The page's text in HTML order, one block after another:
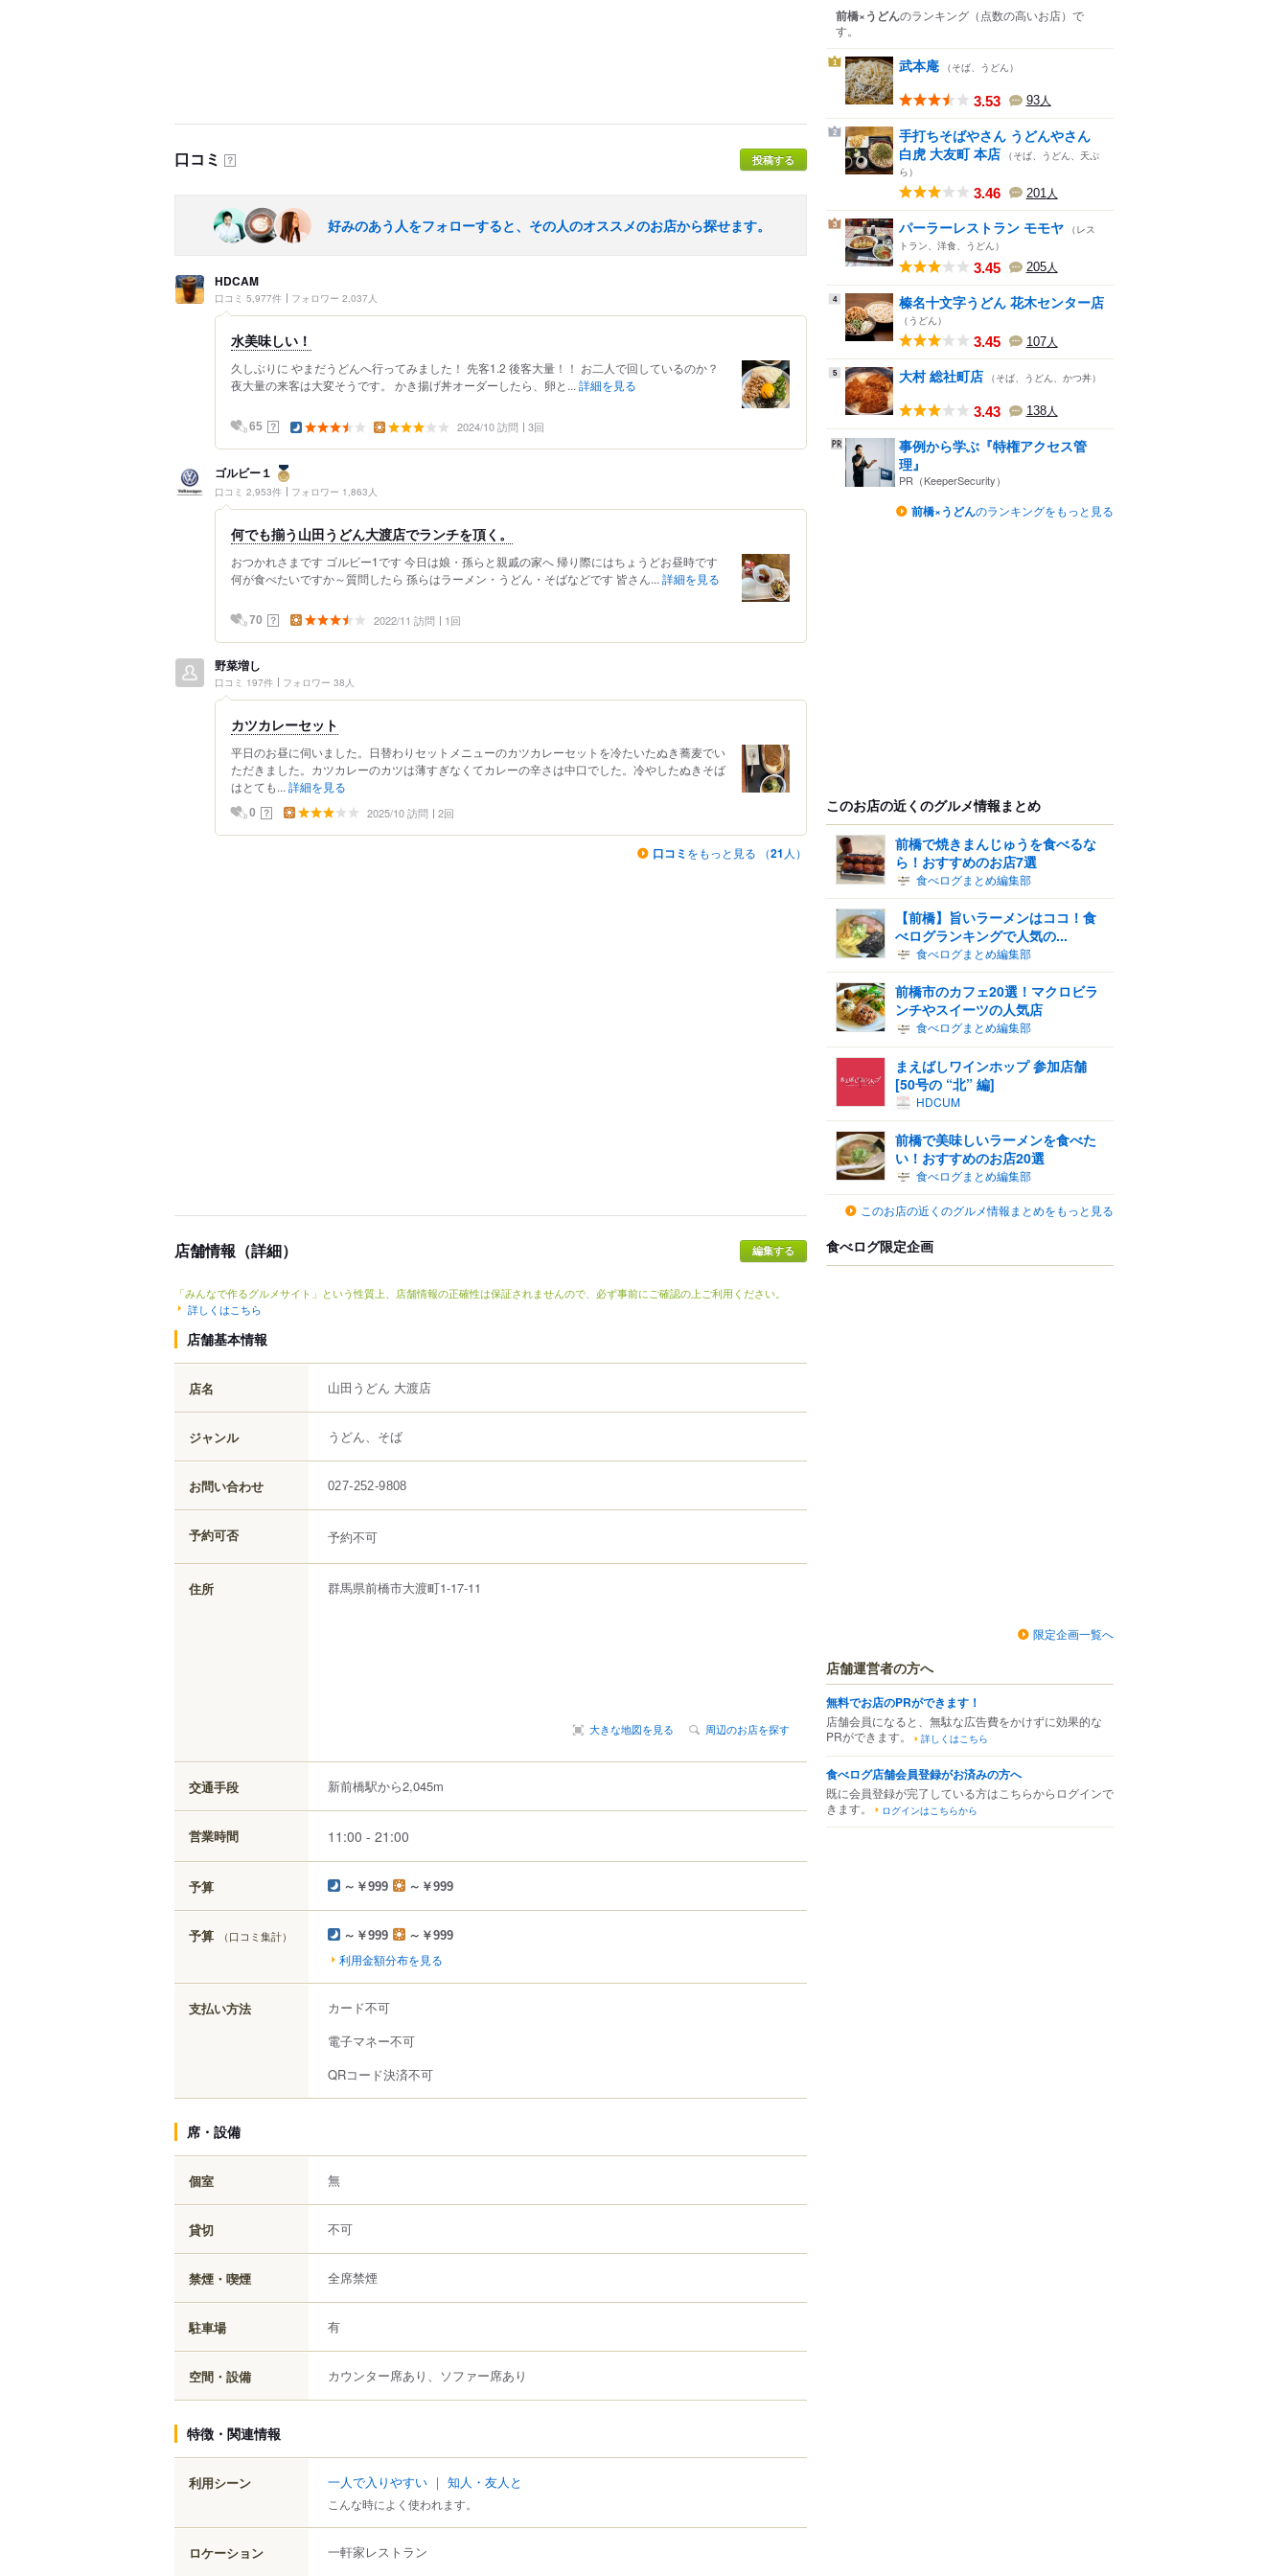
口コミ ？ 投稿する
好みのあう人をフォローすると、その人のオススメのお店から探せます。
HDCAM
口コミ 5,977件 フォロワー 2,037人
水美味しい！
久しぶりに やまだうどんへ行ってみました！ 先客1.2 後客大量！！ お二人で回しているのか？
夜大量の来客は大変そうです。 かき揚げ丼オーダーしたら、卵と... 詳細を見る
65 ？ 2024/10 訪問 3回
ゴルビー１
口コミ 2,953件 フォロワー 1,863人
何でも揃う山田うどん大渡店でランチを頂く。
おつかれさまです ゴルビー1です 今日は娘・孫らと親戚の家へ 帰り際にはちょうどお昼時です
何が食べたいですか～質問したら 孫らはラーメン・うどん・そばなどです 皆さん... 詳細を見る
70 ？ 2022/11 訪問 1回
野菜増し
口コミ 197件 フォロワー 38人
カツカレーセット
平日のお昼に伺いました。日替わりセットメニューのカツカレーセットを冷たいたぬき蕎麦でい
ただきました。カツカレーのカツは薄すぎなくてカレーの辛さは中口でした。冷やしたぬきそば
はとても... 詳細を見る
0 ？ 2025/10 訪問 2回
口コミ をもっと見る （21 人）
店舗情報（詳細） 編集する
「みんなで作るグルメサイト」という性質上、店舗情報の正確性は保証されませんので、必ず事前にご確認の上ご利用ください。
詳しくはこちら
店舗基本情報
店名 山田うどん 大渡店
ジャンル うどん、そば
お問い合わせ 027-252-9808
予約可否 予約不可
住所 群馬県前橋市大渡町1-17-11
大きな地図を見る 周辺のお店を探す
交通手段 新前橋駅から2,045m
営業時間 11:00 - 21:00
予算 ～￥999 ～￥999
予算 （口コミ集計） ～￥999 ～￥999
利用金額分布を見る
支払い方法
カード不可
電子マネー不可
QRコード決済不可
席・設備
個室 無
貸切 不可
禁煙・喫煙 全席禁煙
駐車場 有
空間・設備 カウンター席あり、ソファー席あり
特徴・関連情報
利用シーン 一人で入りやすい ｜ 知人・友人と
こんな時によく使われます。
ロケーション 一軒家レストラン
前橋×うどんのランキング （点数の高いお店） で
す。
1 武本庵 （そば、うどん）
3.53 93人
2
手打ちそばやさん うどんやさん
白虎 大友町 本店 （そば、うどん、天ぷ
ら）
3.46 201 人
3 パーラーレストラン モモヤ （レス
トラン、洋食、うどん）
3.45 205人
4 榛名十文字うどん 花木センター店
（うどん）
3.45 107人
5 大村 総社町店 （そば、うどん、かつ丼）
3.43 138人
事例から学ぶ『特権アクセス管
理』
PR（KeeperSecurity）
前橋×うどんのランキングをもっと見る
このお店の近くのグルメ情報まとめ
前橋で焼きまんじゅうを食べるな
ら！おすすめのお店7選
食べログまとめ編集部
【前橋】旨いラーメンはココ！食
べログランキングで人気の...
食べログまとめ編集部
前橋市のカフェ20選！マクロビラ
ンチやスイーツの人気店
食べログまとめ編集部
まえばしワインホップ 参加店舗
[50号の “北” 編]
HDCUM
前橋で美味しいラーメンを食べた
い！おすすめのお店20選
食べログまとめ編集部
このお店の近くのグルメ情報まとめをもっと見る
食べログ限定企画
限定企画一覧へ
店舗運営者の方へ
無料でお店のPRができます！
店舗会員になると、無駄な広告費をかけずに効果的な
PRができます。
詳しくはこちら
食べログ店舗会員登録がお済みの方へ
既に会員登録が完了している方はこちらからログインで
きます。
ログインはこちらから